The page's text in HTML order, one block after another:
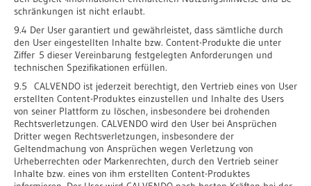
schränkungen ist nicht erlaubt.
9.4 Der User garantiert und gewährleistet, dass sämtliche durch
den User eingestellten Inhalte bzw. Content-Produkte die unter
Ziffer 5 dieser Vereinbarung festgelegten Anforderungen und
technischen Spezifikationen erfüllen.
9.5 CALVENDO ist jederzeit berechtigt, den Vertrieb eines von User
erstellten Content-Produktes einzustellen und Inhalte des Users
von seiner Plattform zu löschen, insbesondere bei drohenden
Rechtsverletzungen. CALVENDO wird den User bei Ansprüchen
Dritter wegen Rechtsverletzungen, insbesondere der
Geltendmachung von Ansprüchen wegen Verletzung von
Urheberrechten oder Markenrechten, durch den Vertrieb seiner
Inhalte bzw. eines von ihm erstellten Content-Produktes